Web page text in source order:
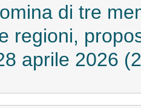
di tre
regioni,
aprile 2026